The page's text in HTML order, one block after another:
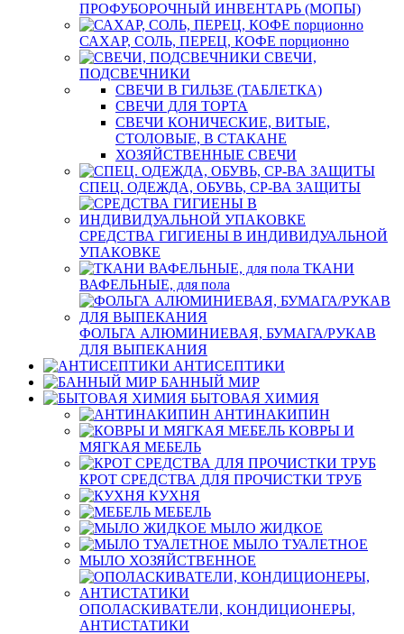
ПРОФУБОРОЧНЫЙ ИНВЕНТАРЬ (МОПЫ)
САХАР, СОЛЬ, ПЕРЕЦ, КОФЕ порционно
СВЕЧИ,
ПОДСВЕЧНИКИ
СВЕЧИ В ГИЛЬЗЕ (ТАБЛЕТКА)
СВЕЧИ ДЛЯ ТОРТА
СВЕЧИ КОНИЧЕСКИЕ, ВИТЫЕ,
СТОЛОВЫЕ, В СТАКАНЕ
ХОЗЯЙСТВЕННЫЕ СВЕЧИ
СПЕЦ. ОДЕЖДА, ОБУВЬ, СР-ВА ЗАЩИТЫ
СРЕДСТВА ГИГИЕНЫ В ИНДИВИДУАЛЬНОЙ
УПАКОВКЕ
ТКАНИ
ВАФЕЛЬНЫЕ, для пола
ФОЛЬГА АЛЮМИНИЕВАЯ, БУМАГА/РУКАВ
ДЛЯ ВЫПЕКАНИЯ
АНТИСЕПТИКИ
БАННЫЙ МИР
БЫТОВАЯ ХИМИЯ
АНТИНАКИПИН
КОВРЫ И
МЯГКАЯ МЕБЕЛЬ
КРОТ СРЕДСТВА ДЛЯ ПРОЧИСТКИ ТРУБ
КУХНЯ
МЕБЕЛЬ
МЫЛО ЖИДКОЕ
МЫЛО ТУАЛЕТНОЕ
МЫЛО ХОЗЯЙСТВЕННОЕ
ОПОЛАСКИВАТЕЛИ, КОНДИЦИОНЕРЫ,
АНТИСТАТИКИ